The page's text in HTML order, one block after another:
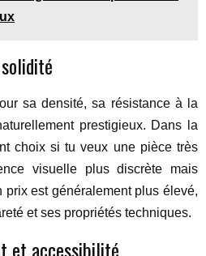
sa densité, sa résistance à la
prestigieux. Dans la
choix si tu veux une pièce très
visuelle plus discrète mais
prix est généralement plus élevé,
et ses propriétés techniques.
et accessibilité